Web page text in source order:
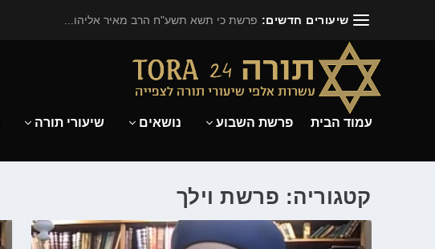
שיעורים חדשים: פרשת כי תשא תשע"ח הרב מאיר אליהו...
עמוד הבית פרשת השבוע נושאים שיעורי תורה
קטגוריה: פרשת וילך